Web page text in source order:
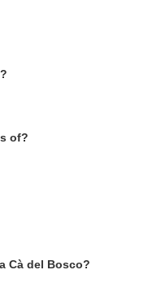
of?
Cà del Bosco?